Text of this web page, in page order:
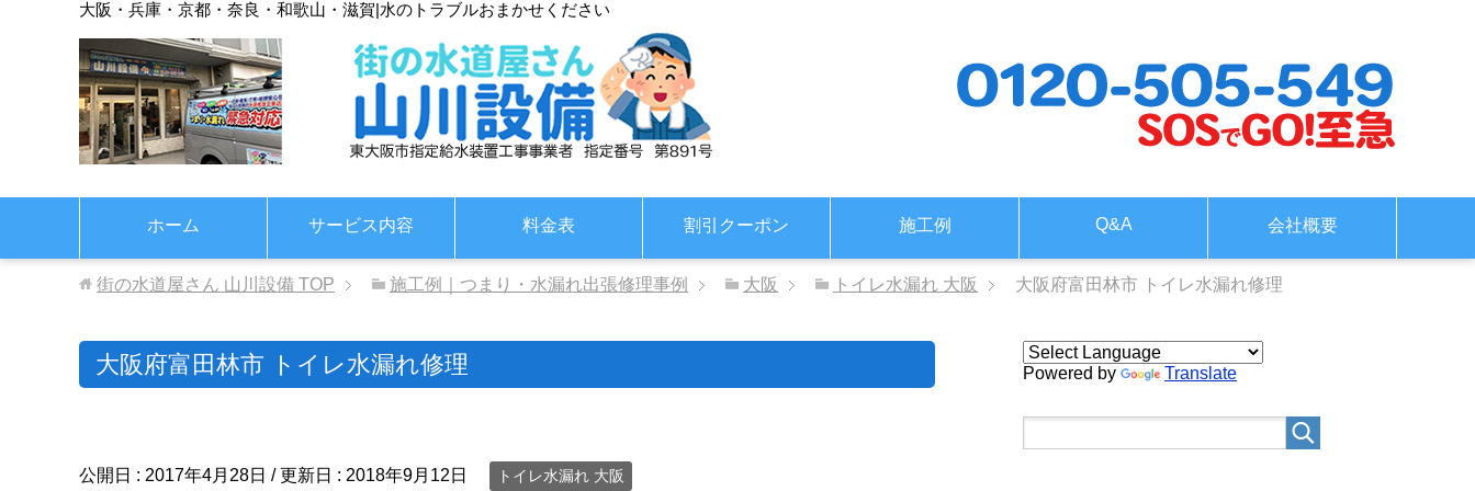
大阪・兵庫・京都・奈良・和歌山・滋賀|水のトラブルおまかせください
ホーム サービス内容 料金表 割引クーポン 施工例 Q&A 会社概要
街の水道屋さん 山川設備 TOP 施工例｜つまり・水漏れ出張修理事例 大阪 トイレ水漏れ 大阪 大阪府富田林市 トイレ水漏れ修理
大阪府富田林市 トイレ水漏れ修理
公開日 : 2017年4月28日 / 更新日 : 2018年9月12日 トイレ水漏れ 大阪
Powered by Translate